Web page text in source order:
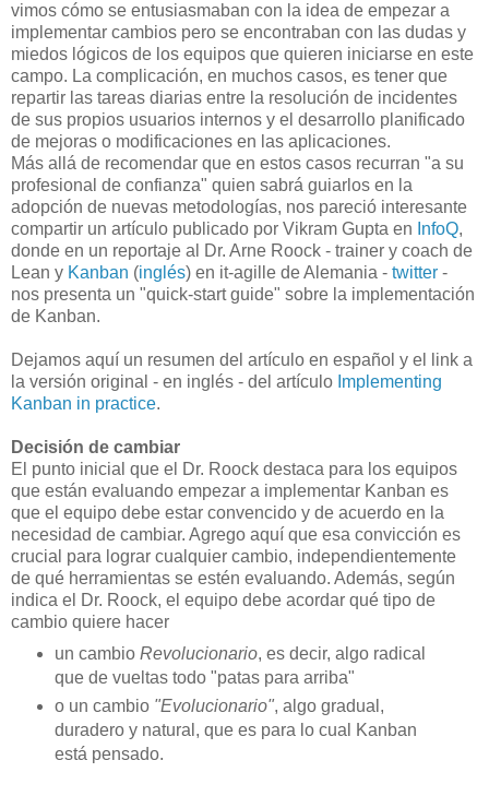
vimos cómo se entusiasmaban con la idea de empezar a
implementar cambios pero se encontraban con las dudas y
miedos lógicos de los equipos que quieren iniciarse en este
campo. La complicación, en muchos casos, es tener que
repartir las tareas diarias entre la resolución de incidentes
de sus propios usuarios internos y el desarrollo planificado
de mejoras o modificaciones en las aplicaciones.
Más allá de recomendar que en estos casos recurran "a su
profesional de confianza" quien sabrá guiarlos en la
adopción de nuevas metodologías, nos pareció interesante
compartir un artículo publicado por Vikram Gupta en InfoQ,
donde en un reportaje al Dr. Arne Roock - trainer y coach de
Lean y Kanban (inglés) en it-agille de Alemania - twitter -
nos presenta un "quick-start guide" sobre la implementación
de Kanban.
Dejamos aquí un resumen del artículo en español y el link a
la versión original - en inglés - del artículo Implementing
Kanban in practice.
Decisión de cambiar
El punto inicial que el Dr. Roock destaca para los equipos
que están evaluando empezar a implementar Kanban es
que el equipo debe estar convencido y de acuerdo en la
necesidad de cambiar. Agrego aquí que esa convicción es
crucial para lograr cualquier cambio, independientemente
de qué herramientas se estén evaluando. Además, según
indica el Dr. Roock, el equipo debe acordar qué tipo de
cambio quiere hacer
un cambio Revolucionario, es decir, algo radical
que de vueltas todo "patas para arriba"
o un cambio "Evolucionario", algo gradual,
duradero y natural, que es para lo cual Kanban
está pensado.